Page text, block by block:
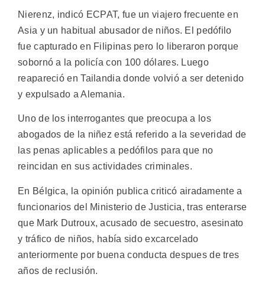
Nierenz, indicó ECPAT, fue un viajero frecuente en
Asia y un habitual abusador de niños. El pedófilo
fue capturado en Filipinas pero lo liberaron porque
sobornó a la policía con 100 dólares. Luego
reapareció en Tailandia donde volvió a ser detenido
y expulsado a Alemania.
Uno de los interrogantes que preocupa a los
abogados de la niñez está referido a la severidad de
las penas aplicables a pedófilos para que no
reincidan en sus actividades criminales.
En Bélgica, la opinión publica criticó airadamente a
funcionarios del Ministerio de Justicia, tras enterarse
que Mark Dutroux, acusado de secuestro, asesinato
y tráfico de niños, había sido excarcelado
anteriormente por buena conducta despues de tres
años de reclusión.